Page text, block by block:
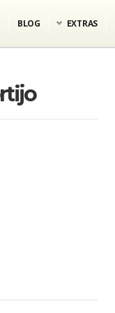
BLOG EXTRAS